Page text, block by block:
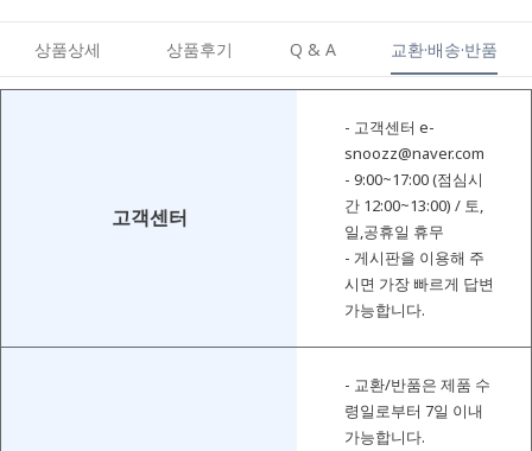
상품상세 상품후기 Q & A 교환·배송·반품
고객센터
- 고객센터 e-
snoozz@naver.com
- 9:00~17:00 (점심시
간 12:00~13:00) / 토,
일,공휴일 휴무
- 게시판을 이용해 주
시면 가장 빠르게 답변
가능합니다.
- 교환/반품은 제품 수
령일로부터 7일 이내
가능합니다.